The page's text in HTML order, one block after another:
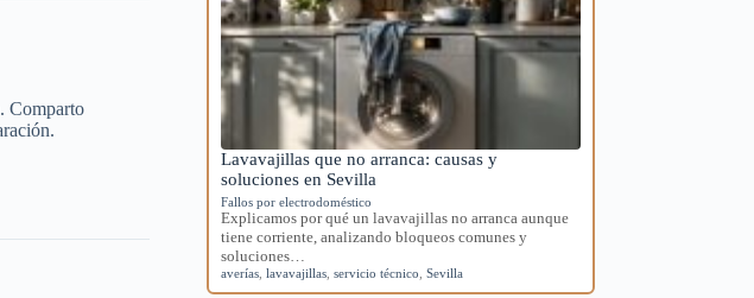
Comparto
Lavavajillas que no arranca: causas y
soluciones en Sevilla
Fallos por electrodoméstico
Explicamos por qué un lavavajillas no arranca aunque
tiene corriente, analizando bloqueos comunes y
soluciones…
averías ,lavavajillas ,servicio técnico ,Sevilla